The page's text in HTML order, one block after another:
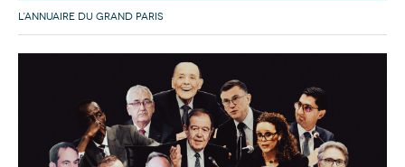
L’ANNUAIRE DU GRAND PARIS